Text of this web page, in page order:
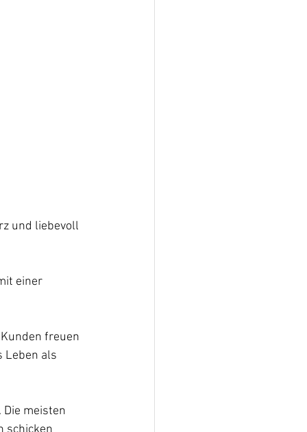
und liebevoll
einer
freuen
Leben als
meisten